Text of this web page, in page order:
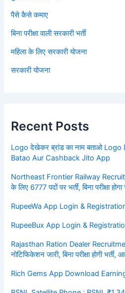
पैसे कैसे कमाए
बिना परीक्षा वाली सरकारी भर्ती
महिला के लिए सरकारी योजना
सरकारी योजना
Recent Posts
Logo देखेकर ब्रांड का नाम बताओ
Batao Aur Cashback Jito App
Northeast Frontier Railway
के लिए 6777 पदों पर भर्ती, बिना परीक्षा
RupeeWa App Login &
RupeeBux App Login &
Rajasthan Ration Dealer
नोटिफिकेशन जारी, बिना परीक्षा होगी
Rich Gems App Download